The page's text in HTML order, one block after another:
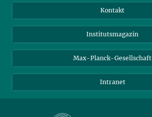
Schulen
Studierende
Facebook
YouTube
Kontakt
Institutsmagazin
Max-Planck-Gesellschaft
Intranet